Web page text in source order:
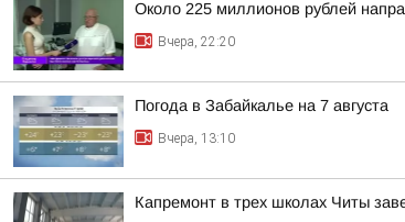
Около 225 миллионов рублей
Вчера, 22:20
Погода в Забайкалье на 7 августа
Вчера, 13:10
Капремонт в трех школах Читы